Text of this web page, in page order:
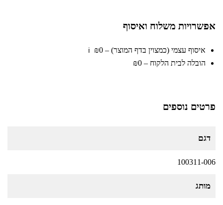
אפשרויות משלוח ואיסוף
איסוף עצמי (כמצוין בדף המוצר) – ₪0 ℹ️
הובלה לבית הלקוח – ₪0
פרטים נוספים
דגם
100311-006
מותג